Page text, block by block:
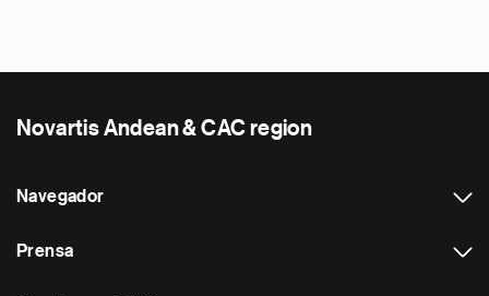
Novartis Andean & CAC region
Navegador
Prensa